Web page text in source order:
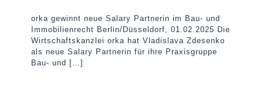
orka gewinnt neue Salary Partnerin im Bau- und
Immobilienrecht Berlin/Düsseldorf, 01.02.2025 Die
Wirtschaftskanzlei orka hat Vladislava Zdesenko
als neue Salary Partnerin für ihre Praxisgruppe
Bau- und […]